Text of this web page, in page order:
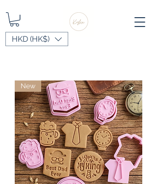
HKD (HK$)
New